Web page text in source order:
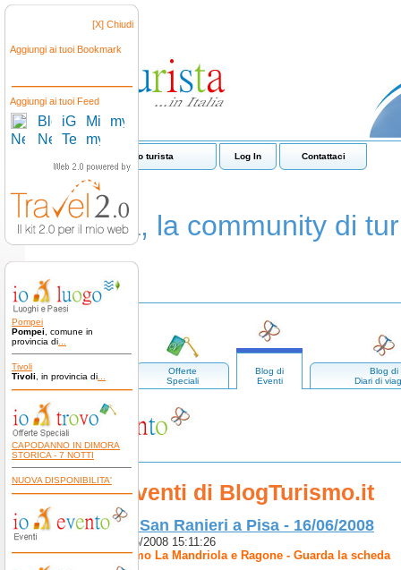
[X] Chiudi
Aggiungi ai tuoi Bookmark
Aggiungi ai tuoi Feed
Pompei
Pompei , comune in
provincia di
Tivoli
Tivoli , in provincia di
CAPODANNO IN DIMORA
STORICA - 7 NOTTI
NUOVA DISPONIBILITA'
Come funziona io turista Log In Contattaci
io turista, la community di
paesi
Offerte
Speciali
Blog di
Eventi
Blog di
Diari di
Gli Eventi di BlogTurismo.it
Luminara di San Ranieri a Pisa - 16/06/2008
Pubblicato il 03/06/2008 15:11:26
Autore:Agriturismo La Mandriola e Ragone - Guarda la scheda